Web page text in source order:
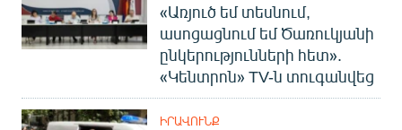
«Առյուծ եմ տեսնում,
ասոցացնում եմ Ծառուկյանի
ընկերությունների հետ».
«Կենտրոն» TV-ն տուգանվեց
ԻՐԱՎՈՒՆՔ